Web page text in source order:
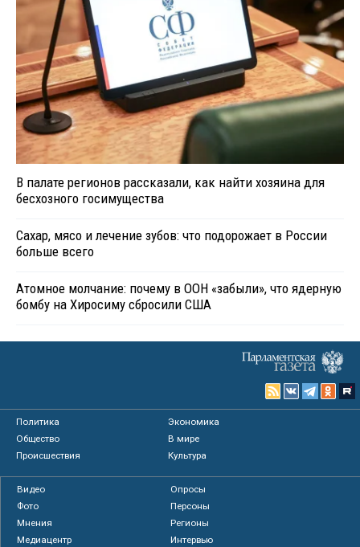
В палате регионов рассказали, как найти хозяина для
бесхозного госимущества
Сахар, мясо и лечение зубов: что подорожает в России
больше всего
Атомное молчание: почему в ООН «забыли», что ядерную
бомбу на Хиросиму сбросили США
Политика
Экономика
Общество
В мире
Происшествия
Культура
Видео
Опросы
Фото
Персоны
Мнения
Регионы
Медиацентр
Интервью